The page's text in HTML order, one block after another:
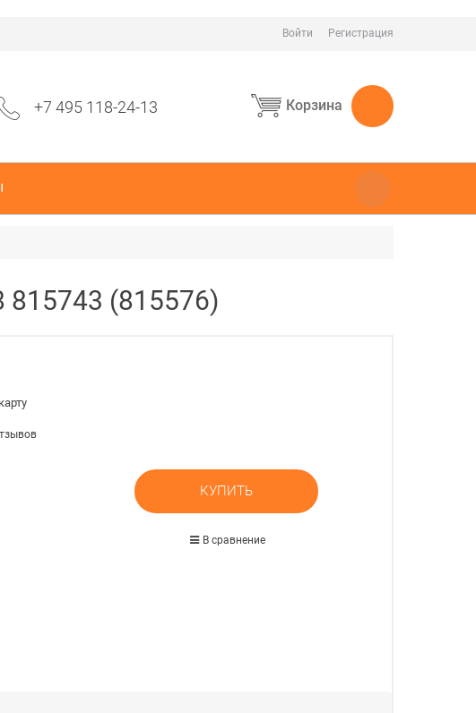
Войти Регистрация
+7 495 118-24-13 Корзина
815743 (815576)
КУПИТЬ
В сравнение